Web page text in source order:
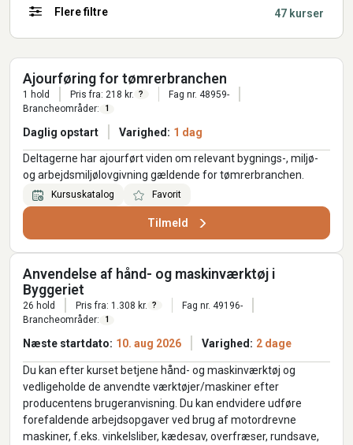
Flere filtre 47 kurser
Ajourføring for tømrerbranchen
1 hold Pris fra: 218 kr. ?
Fag nr. 48959-
Brancheområder:
1
Daglig opstart Varighed: 1 dag
Deltagerne har ajourført viden om relevant bygnings-, miljø-
og arbejdsmiljølovgivning gældende for tømrerbranchen.
Kursuskatalog Favorit
Tilmeld
Anvendelse af hånd- og maskinværktøj i
Byggeriet
26 hold Pris fra: 1.308 kr. ?
Fag nr. 49196-
Brancheområder:
1
Næste startdato: 10. aug 2026 Varighed: 2 dage
Du kan efter kurset betjene hånd- og maskinværktøj og
vedligeholde de anvendte værktøjer/maskiner efter
producentens brugeranvisning. Du kan endvidere udføre
forefaldende arbejdsopgaver ved brug af motordrevne
maskiner, f.eks. vinkelsliber, kædesav, overfræser, rundsave,